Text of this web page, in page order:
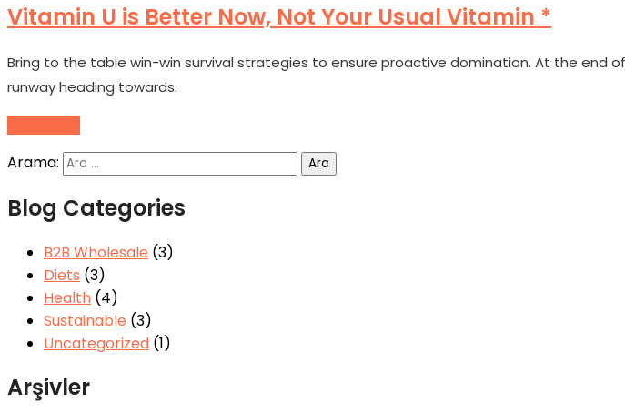
Vitamin U is Better Now, Not Your Usual Vitamin *
Bring to the table win-win survival strategies to ensure proactive domination. At the end
runway heading towards.
Arama:
Blog Categories
B2B Wholesale (3)
Diets (3)
Health (4)
Sustainable (3)
Uncategorized (1)
Arşivler